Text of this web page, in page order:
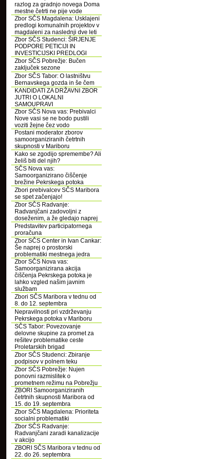
razlog za gradnjo novega Doma
mestne četrti ne pije vode
Zbor SČS Magdalena: Usklajeni
predlogi komunalnih projektov v
magdaleni za naslednji dve leti
Zbor SČS Studenci: ŠIRJENJE
PODPORE PETICIJI IN
INVESTICIJSKI PREDLOGI
Zbor SČS Pobrežje: Bučen
zaključek sezone
Zbor SČS Tabor: O lastništvu
Bernavskega gozda in še čem
KANDIDATI ZA DRŽAVNI ZBOR
JUTRI O LOKALNI
SAMOUPRAVI
Zbor SČS Nova vas: Prebivalci
Nove vasi se ne bodo pustili
voziti žejne čez vodo
Postani moderator zborov
samoorganiziranih četrtnih
skupnosti v Mariboru
Kako se zgodijo spremembe? Ali
želiš biti del njih?
SČS Nova vas:
Samoorganizirano čiščenje
brežine Pekrskega potoka
Zbori prebivalcev SČS Maribora
se spet začenjajo!
Zbor SČS Radvanje:
Radvanjčani zadovoljni z
doseženim, a že gledajo naprej
Predstavitev participatornega
proračuna
Zbor SČS Center in Ivan Cankar:
Še naprej o prostorski
problematiki mestnega jedra
Zbor SČS Nova vas:
Samoorganizirana akcija
čiščenja Pekrskega potoka je
lahko vzgled našim javnim
službam
Zbori SČS Maribora v tednu od
8. do 12. septembra
Nepravilnosti pri vzdrževanju
Pekrskega potoka v Mariboru
SČS Tabor: Povezovanje
delovne skupine za promet za
rešitev problematike ceste
Proletarskih brigad
Zbor SČS Studenci: Zbiranje
podpisov v polnem teku
Zbor SČS Pobrežje: Nujen
ponovni razmislitek o
prometnem režimu na Pobrežju
ZBORI Samoorganiziranih
četrtnih skupnosti Maribora od
15. do 19. septembra
Zbor SČS Magdalena: Prioriteta
socialni problematiki
Zbor SČS Radvanje:
Radvanjčani zaradi kanalizacije
v akcijo
ZBORI SČS Maribora v tednu od
22. do 26. septembra